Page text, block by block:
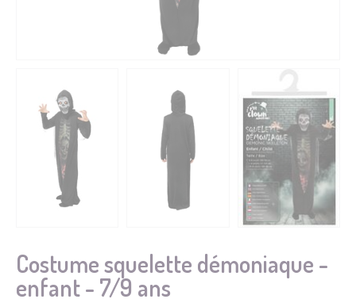
Costume squelette démoniaque -
enfant - 7/9 ans